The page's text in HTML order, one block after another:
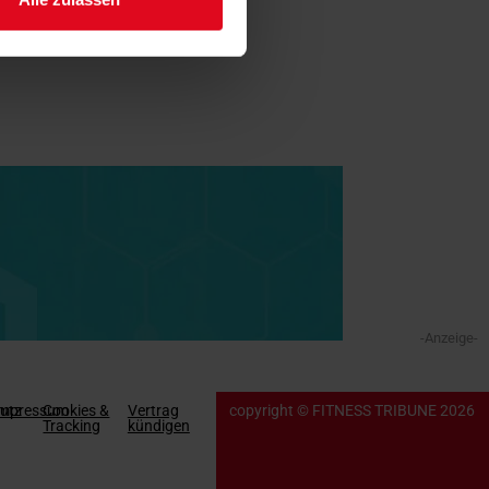
-Anzeige-
Cookies &
Tracking
Vertrag
kündigen
copyright © FITNESS TRIBUNE 2026